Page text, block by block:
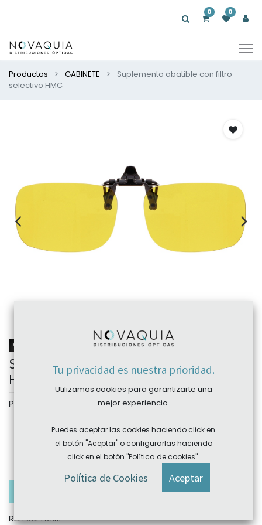
0 0
Productos GABINETE
Suplemento abatible con filtro
selectivo HMC
Suplemento abatible con filtro selectivo
HMC
Personalizar
REF: SUPFSAM
Tu privacidad es nuestra prioridad.
Utilizamos cookies para garantizarte una
mejor experiencia.
Puedes aceptar las cookies haciendo click en
el botón "Aceptar" o configurarlas haciendo
click en el botón "Política de cookies".
Política de Cookies Aceptar